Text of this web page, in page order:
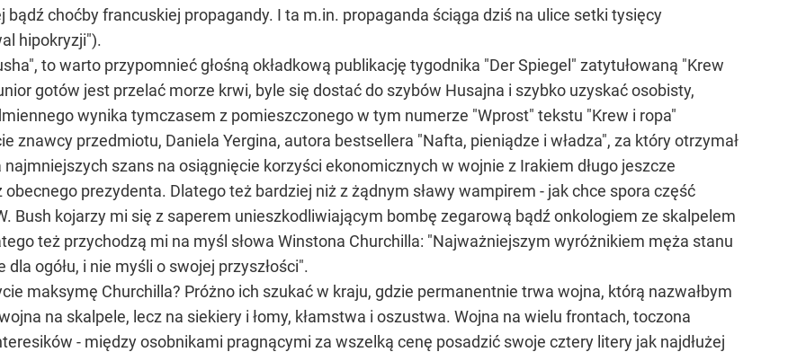
choćby francuskiej propagandy. I ta m.in. propaganda ściąga dziś na ulice setki tysięcy
hipokryzji").
to warto przypomnieć głośną okładkową publikację tygodnika "Der Spiegel" zatytułowaną "Krew
gotów jest przelać morze krwi, byle się dostać do szybów Husajna i szybko uzyskać osobisty,
wynika tymczasem z pomieszczonego w tym numerze "Wprost" tekstu "Krew i ropa"
znawcy przedmiotu, Daniela Yergina, autora bestsellera "Nafta, pieniądze i władza", za który otrzymał
szans na osiągnięcie korzyści ekonomicznych w wojnie z Irakiem długo jeszcze
prezydenta. Dlatego też bardziej niż z żądnym sławy wampirem - jak chce spora część
Bush kojarzy mi się z saperem unieszkodliwiającym bombę zegarową bądź onkologiem ze skalpelem
też przychodzą mi na myśl słowa Winstona Churchilla: "Najważniejszym wyróżnikiem męża stanu
ogółu, i nie myśli o swojej przyszłości".
maksymę Churchilla? Próżno ich szukać w kraju, gdzie permanentnie trwa wojna, którą nazwałbym
na skalpele, lecz na siekiery i łomy, kłamstwa i oszustwa. Wojna na wielu frontach, toczona
- między osobnikami pragnącymi za wszelką cenę posadzić swoje cztery litery jak najdłużej